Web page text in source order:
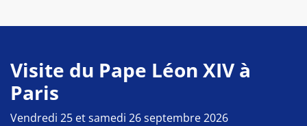
Visite du Pape Léon XIV à
Paris
Vendredi 25 et samedi 26 septembre 2026